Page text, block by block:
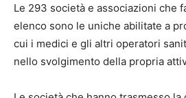
Le 293 società e associazioni che
elenco sono le uniche abilitate a
cui i medici e gli altri operatori
nello svolgimento della propria